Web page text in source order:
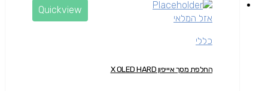
Quickview
אזל המלאי
כללי
החלפת מסך איייפון X OLED HARD